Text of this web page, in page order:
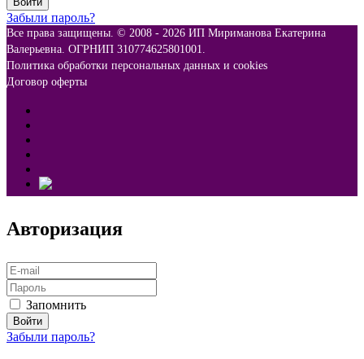
Забыли пароль?
Все права защищены. © 2008 - 2026 ИП Мириманова Екатерина
Валерьевна. ОГРНИП 310774625801001.
Политика обработки персональных данных и cookies
Договор оферты
Авторизация
Запомнить
Забыли пароль?